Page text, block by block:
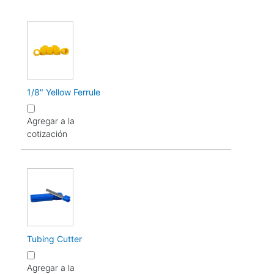
1/8" Yellow Ferrule
Agregar a la
cotización
Tubing Cutter
Agregar a la